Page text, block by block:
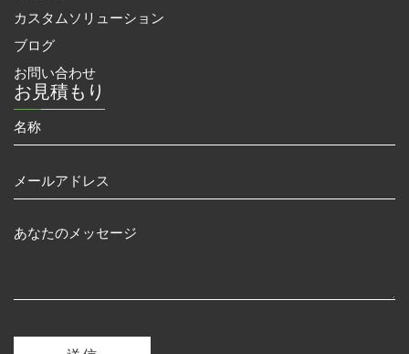
カスタムソリューション
ブログ
お問い合わせ
お見積もり